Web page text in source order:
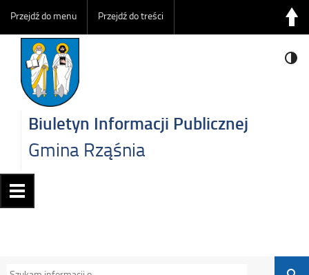
Przejdź do menu Przejdź do treści
Biuletyn Informacji Publicznej
Gmina Rząśnia